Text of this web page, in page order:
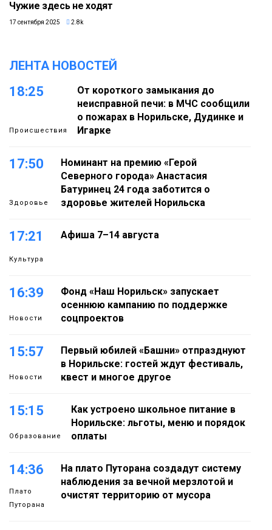
Чужие здесь не ходят
17 сентября 2025 2.8k
ЛЕНТА НОВОСТЕЙ
18:25
Происшествия
От короткого замыкания до
неисправной печи: в МЧС сообщили
о пожарах в Норильске, Дудинке и
Игарке
17:50
Здоровье
Номинант на премию «Герой
Северного города» Анастасия
Батуринец 24 года заботится о
здоровье жителей Норильска
17:21
Культура
Афиша 7–14 августа
16:39
Новости
Фонд «Наш Норильск» запускает
осеннюю кампанию по поддержке
соцпроектов
15:57
Новости
Первый юбилей «Башни» отпразднуют
в Норильске: гостей ждут фестиваль,
квест и многое другое
15:15
Образование
Как устроено школьное питание в
Норильске: льготы, меню и порядок
оплаты
14:36
Плато
Путорана
На плато Путорана создадут систему
наблюдения за вечной мерзлотой и
очистят территорию от мусора